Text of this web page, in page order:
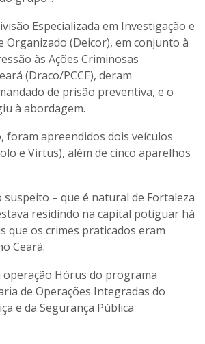
Especializada em Investigação e
Organizado (Deicor), em conjunto à
às Ações Criminosas
(Draco/PCCE), deram
de prisão preventiva, e o
à abordagem.
foram apreendidos dois veículos
e Virtus), além de cinco aparelhos
suspeito – que é natural de Fortaleza
residindo na capital potiguar há
que os crimes praticados eram
Ceará.
Hórus do programa
de Operações Integradas do
e da Segurança Pública